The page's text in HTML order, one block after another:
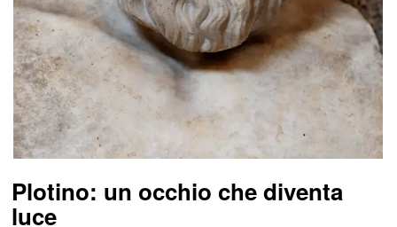
Plotino: un occhio che diventa
luce